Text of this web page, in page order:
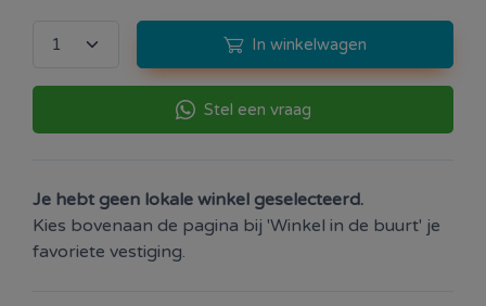
In winkelwagen
Stel een vraag
Je hebt geen lokale winkel geselecteerd.
Kies bovenaan de pagina bij 'Winkel in de buurt' je
favoriete vestiging.